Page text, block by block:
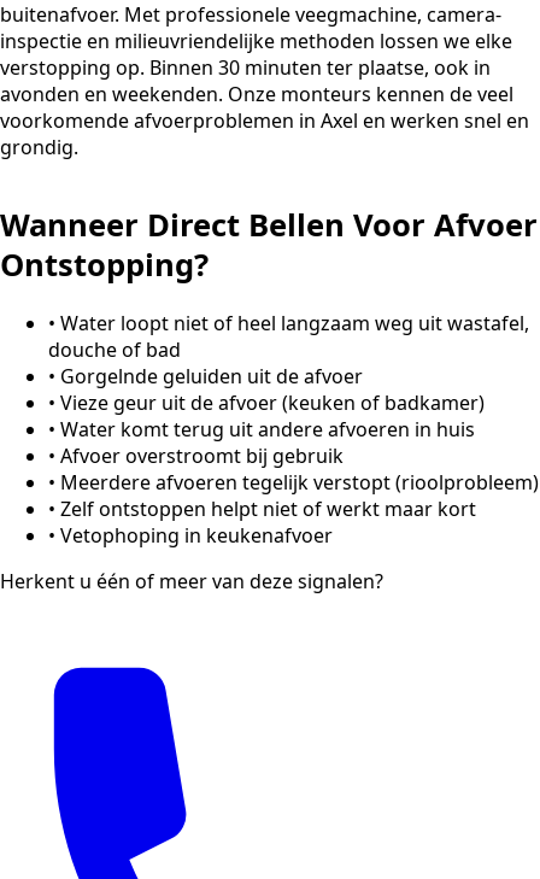
buitenafvoer. Met professionele veegmachine, camera-
inspectie en milieuvriendelijke methoden lossen we elke
verstopping op. Binnen 30 minuten ter plaatse, ook in
avonden en weekenden. Onze monteurs kennen de veel
voorkomende afvoerproblemen in Axel en werken snel en
grondig.
Wanneer Direct Bellen Voor Afvoer
Ontstopping?
• Water loopt niet of heel langzaam weg uit wastafel,
douche of bad
• Gorgelnde geluiden uit de afvoer
• Vieze geur uit de afvoer (keuken of badkamer)
• Water komt terug uit andere afvoeren in huis
• Afvoer overstroomt bij gebruik
• Meerdere afvoeren tegelijk verstopt (rioolprobleem)
• Zelf ontstoppen helpt niet of werkt maar kort
• Vetophoping in keukenafvoer
Herkent u één of meer van deze signalen?